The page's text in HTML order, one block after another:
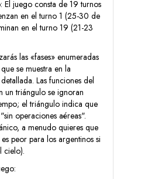
El juego consta de 19 turnos
en el turno 1 (25-30 de
en el turno 19 (21-23
las «fases» enumeradas
se muestra en la
Las funciones del
un triángulo se ignoran
el triángulo indica que
operaciones aéreas".
a menudo quieres que
peor para los argentinos si
cielo).